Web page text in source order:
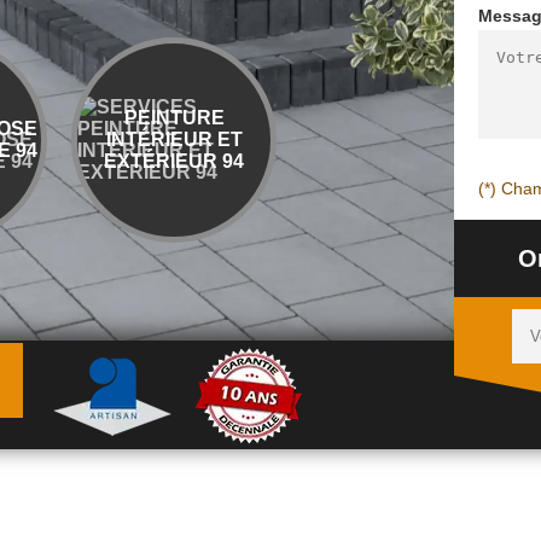
94
PEINTURE
INTÉRIEUR ET
EXTÉRIEUR 94
ENTREPRISE
DÉMOLITION ET
ÉVACUATION 94
(*)